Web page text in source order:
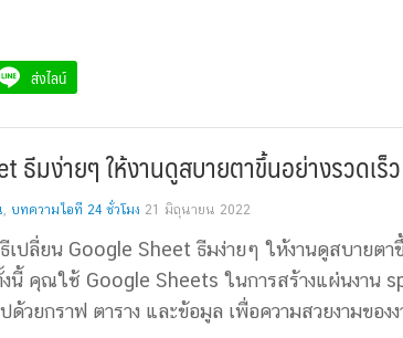
ส่งไลน์
ธีมง่ายๆ ให้งานดูสบายตาขึ้นอย่างรวดเร็ว
, บทความไอที 24 ชั่วโมง 21 มิถุนายน 2022
เปลี่ยน Google Sheet ธีมง่ายๆ ให้งานดูสบายต
นี้ คุณใช้ Google Sheets ในการสร้างแผ่่นงาน
ด้วยกราฟ ตาราง และข้อมูล เพื่อความสวยงามของ